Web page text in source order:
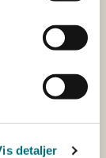
detaljer